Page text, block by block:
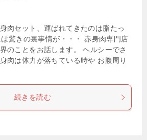
肉セット、運ばれてきたのは脂たっ
驚きの裏事情が・・・ 赤身肉専門店
のことをお話します。 ヘルシーでさ
肉は体力が落ちている時や お腹周り
続きを読む